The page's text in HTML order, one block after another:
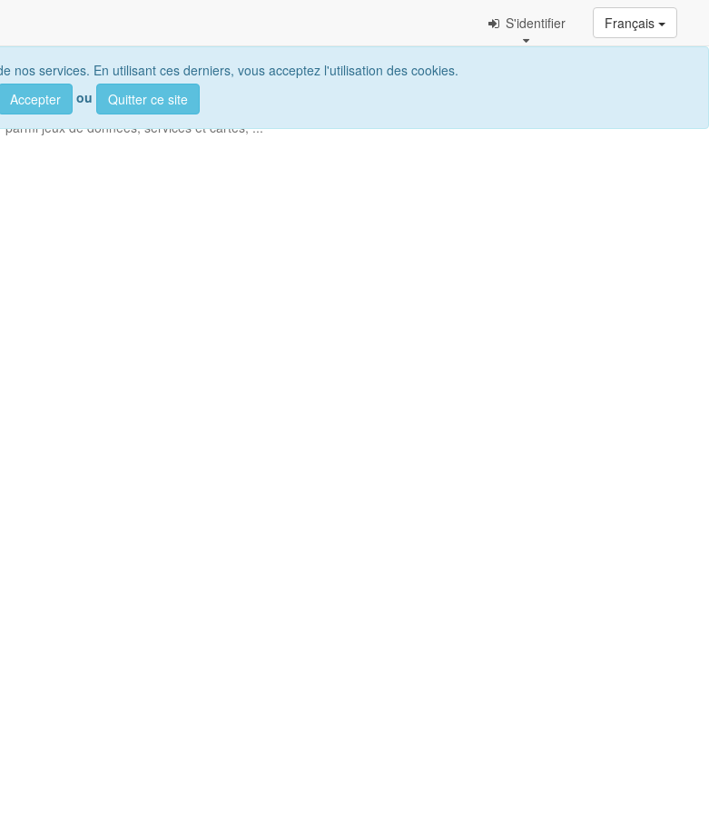
Français
S'identifier
nos services. En utilisant ces derniers, vous acceptez l'utilisation des cookies.
Accepter
ou Quitter ce site
parmijeux de données, services et cartes, ...